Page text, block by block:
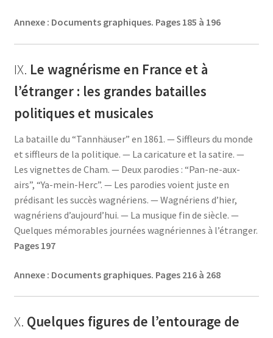
Annexe : Documents graphiques. Pages 185 à 196
IX. Le wagnérisme en France et à
l’étranger : les grandes batailles
politiques et musicales
La bataille du “Tannhäuser” en 1861. — Siffleurs du monde
et siffleurs de la politique. — La caricature et la satire. —
Les vignettes de Cham. — Deux parodies : “Pan-ne-aux-
airs”, “Ya-mein-Herc”. — Les parodies voient juste en
prédisant les succès wagnériens. — Wagnériens d’hier,
wagnériens d’aujourd’hui. — La musique fin de siècle. —
Quelques mémorables journées wagnériennes à l’étranger.
Pages 197
Annexe : Documents graphiques. Pages 216 à 268
X. Quelques figures de l’entourage de